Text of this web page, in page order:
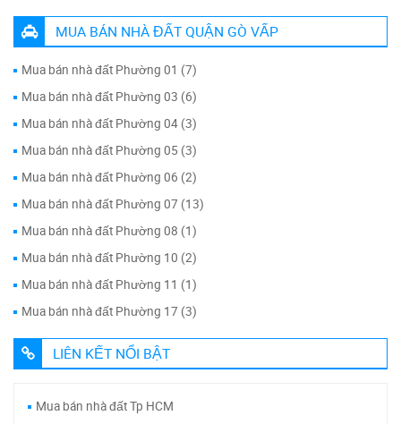
MUA BÁN NHÀ ĐẤT QUẬN GÒ VẤP
Mua bán nhà đất Phường 01 (7)
Mua bán nhà đất Phường 03 (6)
Mua bán nhà đất Phường 04 (3)
Mua bán nhà đất Phường 05 (3)
Mua bán nhà đất Phường 06 (2)
Mua bán nhà đất Phường 07 (13)
Mua bán nhà đất Phường 08 (1)
Mua bán nhà đất Phường 10 (2)
Mua bán nhà đất Phường 11 (1)
Mua bán nhà đất Phường 17 (3)
LIÊN KẾT NỔI BẬT
Mua bán nhà đất Tp HCM